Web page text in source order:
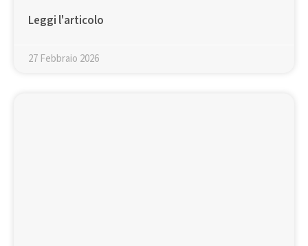
Leggi l'articolo
27 Febbraio 2026